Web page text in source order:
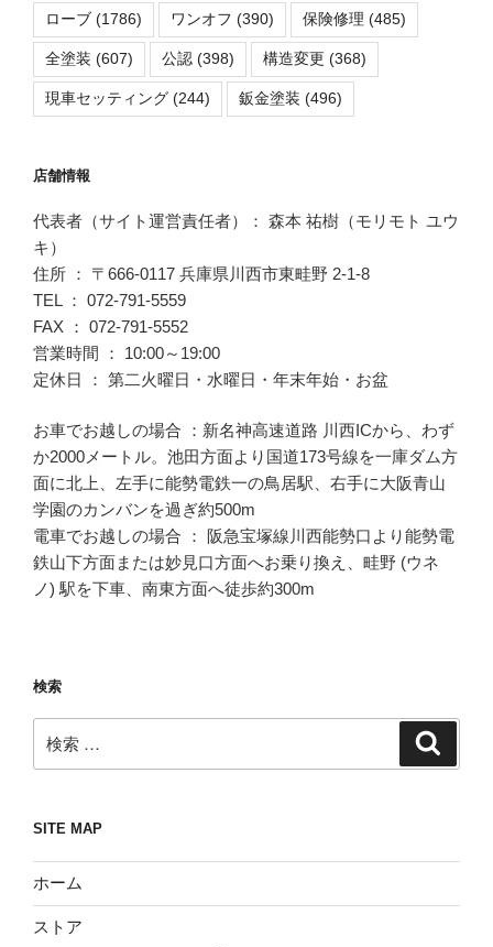
ローブ (1786) ワンオフ (390) 保険修理 (485)
全塗装 (607) 公認 (398) 構造変更 (368)
現車セッティング (244) 鈑金塗装 (496)
店舗情報
代表者（サイト運営責任者）： 森本 祐樹（モリモト ユウ
キ）
住所 ： 〒666-0117 兵庫県川西市東畦野 2-1-8
TEL ： 072-791-5559
FAX ： 072-791-5552
営業時間 ： 10:00～19:00
定休日 ： 第二火曜日・水曜日・年末年始・お盆
お車でお越しの場合 ：新名神高速道路 川西ICから、わず
か2000メートル。池田方面より国道173号線を一庫ダム方
面に北上、左手に能勢電鉄一の鳥居駅、右手に大阪青山
学園のカンバンを過ぎ約500m
電車でお越しの場合 ： 阪急宝塚線川西能勢口より能勢電
鉄山下方面または妙見口方面へお乗り換え、畦野 (ウネ
ノ) 駅を下車、南東方面へ徒歩約300m
検索
索:
SITE MAP
ホーム
ストア